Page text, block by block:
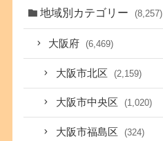
地域別カテゴリー (8,257)
大阪府 (6,469)
大阪市北区 (2,159)
大阪市中央区 (1,020)
大阪市福島区 (324)